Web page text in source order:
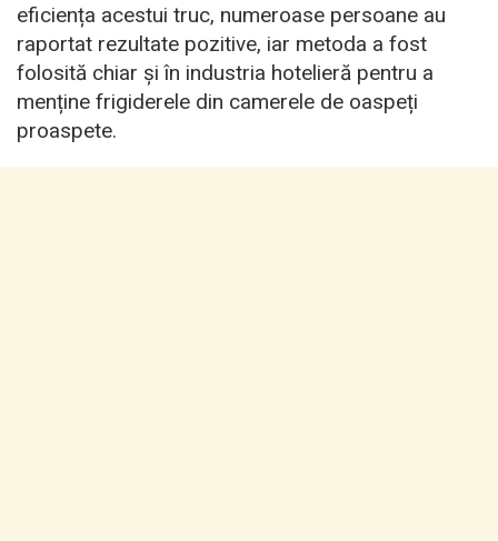
eficiența acestui truc, numeroase persoane au
raportat rezultate pozitive, iar metoda a fost
folosită chiar și în industria hotelieră pentru a
menține frigiderele din camerele de oaspeți
proaspete.